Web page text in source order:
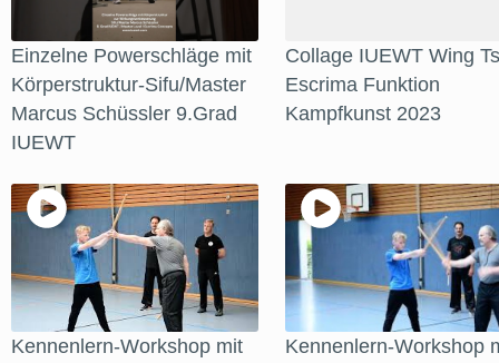
Einzelne Powerschläge mit
Körperstruktur-Sifu/Master
Marcus Schüssler 9.Grad
IUEWT
Collage IUEWT Wing
Escrima Funktion
Kampfkunst 2023
Kennenlern-Workshop mit
Kennenlern-Workshop